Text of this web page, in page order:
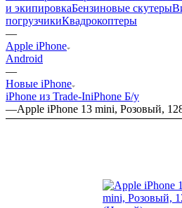
и экипировкаБензиновые скутеры
погрузчикиКвадрокоптеры
—
Apple iPhone
Android
—
Новые iPhone
iPhone из Trade-IniPhone Б/у
—Apple iPhone 13 mini, Розовый,